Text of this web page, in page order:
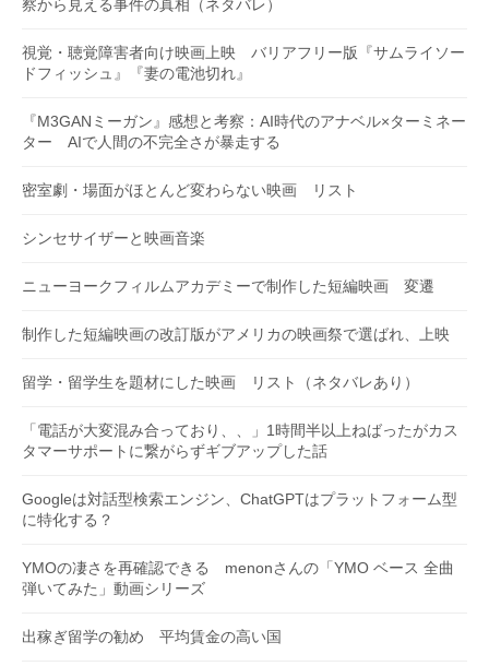
察から見える事件の真相（ネタバレ）
視覚・聴覚障害者向け映画上映 バリアフリー版『サムライソー
ドフィッシュ』『妻の電池切れ』
『M3GANミーガン』感想と考察：AI時代のアナベル×ターミネー
ター AIで人間の不完全さが暴走する
密室劇・場面がほとんど変わらない映画 リスト
シンセサイザーと映画音楽
ニューヨークフィルムアカデミーで制作した短編映画 変遷
制作した短編映画の改訂版がアメリカの映画祭で選ばれ、上映
留学・留学生を題材にした映画 リスト（ネタバレあり）
「電話が大変混み合っており、、」1時間半以上ねばったがカス
タマーサポートに繋がらずギブアップした話
Googleは対話型検索エンジン、ChatGPTはプラットフォーム型
に特化する？
YMOの凄さを再確認できる menonさんの「YMO ベース 全曲
弾いてみた」動画シリーズ
出稼ぎ留学の勧め 平均賃金の高い国